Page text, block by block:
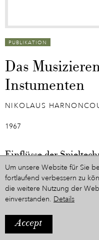
PUBLIKATION
Das
Instumenten
NIKOLAUS
1967
Einflüsse der
Colloquium Brno
Colloquium Brno 1967. On
Interpretation der alten Musik
201 Seiten
Um unsere Website für Sie
fortlaufend verbessern zu
die weitere Nutzung der
einverstanden. Details
Accept